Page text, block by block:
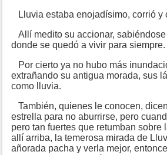
Lluvia estaba enojadísimo, corrió y
Allí medito su accionar,
donde se quedó a vivir para siempre.
Por cierto ya no hubo más
extrañando su antigua morada, sus
como lluvia.
También, quienes le conocen,
estrella para no aburrirse, pero
pero tan fuertes que retumban
allí arriba, la temerosa mirada de
añorada pacha y verla mejor,